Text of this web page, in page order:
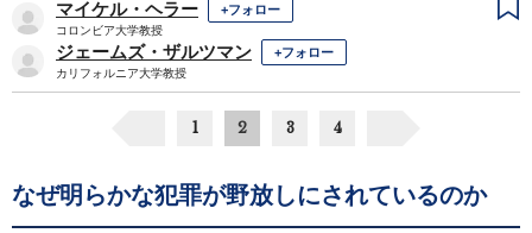
マイケル・ヘラー +フォロー
コロンビア大学教授
ジェームズ・ザルツマン +フォロー
カリフォルニア大学教授
1 2 3 4
なぜ明らかな犯罪が野放しにされているのか